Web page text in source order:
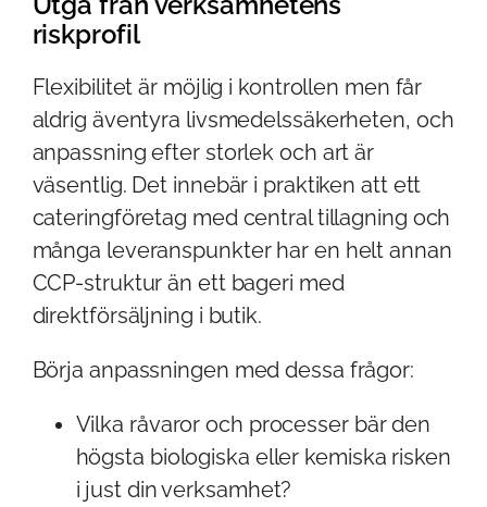
riskprofil
Flexibilitet är möjlig i kontrollen men får
aldrig äventyra livsmedelssäkerheten, och
anpassning efter storlek och art är
väsentlig. Det innebär i praktiken att ett
cateringföretag med central tillagning och
många leveranspunkter har en helt annan
CCP-struktur än ett bageri med
direktförsäljning i butik.
Börja anpassningen med dessa frågor:
Vilka råvaror och processer bär den
högsta biologiska eller kemiska risken
i just din verksamhet?